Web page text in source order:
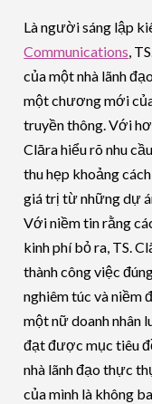
Là người sáng lập
Communications ,
của một nhà lãnh
một chương mới
truyền thông. Với
Clāra hiểu rõ nhu
thu hẹp khoảng cách
giá trị từ những dự
Với niềm tin rằng
kinh phí bỏ ra, TS.
thành công việc
nghiêm túc và niềm
một nữ doanh nhân
đạt được mục tiêu
nhà lãnh đạo thực
của mình là không